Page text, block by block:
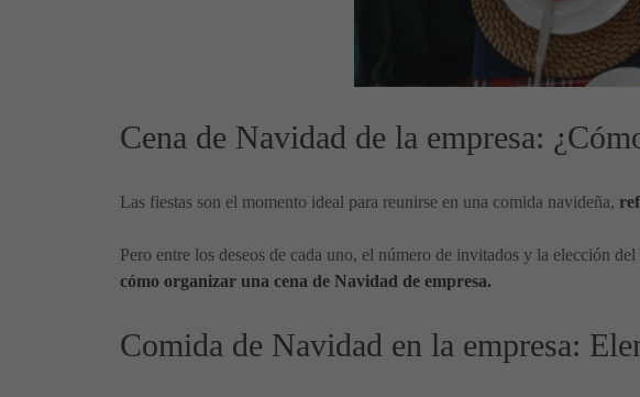
Cena de Navidad de la empresa:
Las fiestas son el momento ideal para reunirse en una comida navideña,
Pero entre los deseos de cada uno, el número de invitados y la elección
cómo organizar una cena de Navidad de empresa.
Comida de Navidad en la empresa: